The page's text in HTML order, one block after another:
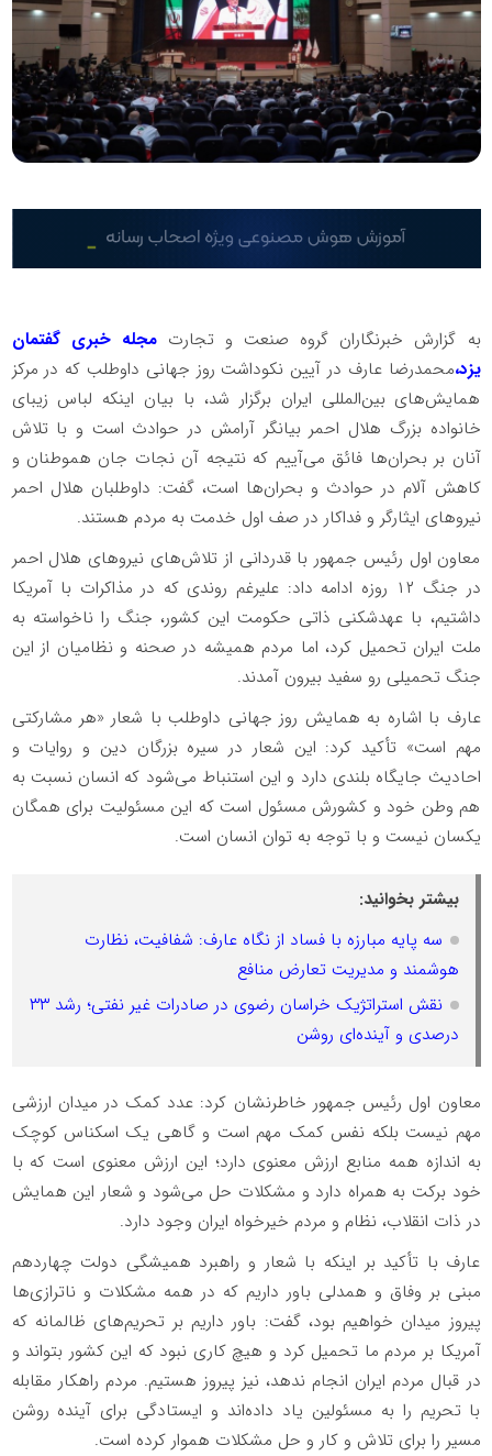
به گزارش خبرنگاران گروه صنعت و تجارتمجله خبری گفتمان
یزد،محمدرضا عارف در آیین نکوداشت روز جهانی داوطلب که در مرکز
همایش‌های بین‌المللی ایران برگزار شد، با بیان اینکه لباس زیبای
خانواده بزرگ هلال احمر بیانگر آرامش در حوادث است و با تلاش
آنان بر بحران‌ها فائق می‌آییم که نتیجه آن نجات جان هموطنان و
کاهش آلام در حوادث و بحران‌ها است، گفت: داوطلبان هلال احمر
نیرو‌های ایثارگر و فداکار در صف اول خدمت به مردم هستند.
معاون اول رئیس جمهور با قدردانی از تلاش‌های نیرو‌های هلال احمر
در جنگ ۱۲ روزه ادامه داد: علیرغم روندی که در مذاکرات با آمریکا
داشتیم، با عهدشکنی ذاتی حکومت این کشور، جنگ را ناخواسته به
ملت ایران تحمیل کرد، اما مردم همیشه در صحنه و نظامیان از این
جنگ تحمیلی رو سفید بیرون آمدند.
عارف با اشاره به همایش روز جهانی داوطلب با شعار «هر مشارکتی
مهم است» تأکید کرد: این شعار در سیره بزرگان دین و روایات و
احادیث جایگاه بلندی دارد و این استنباط می‌شود که انسان نسبت به
هم وطن خود و کشورش مسئول است که این مسئولیت برای همگان
یکسان نیست و با توجه به توان انسان است.
بیشتر بخوانید:
سه پایه مبارزه با فساد از نگاه عارف: شفافیت، نظارت
هوشمند و مدیریت تعارض منافع
نقش استراتژیک خراسان رضوی در صادرات غیر نفتی؛ رشد ۳۳
درصدی و آینده‌ای روشن
معاون اول رئیس جمهور خاطرنشان کرد: عدد کمک در میدان ارزشی
مهم نیست بلکه نفس کمک مهم است و گاهی یک اسکناس کوچک
به اندازه همه منابع ارزش معنوی دارد؛ این ارزش معنوی است که با
خود برکت به همراه دارد و مشکلات حل می‌شود و شعار این همایش
در ذات انقلاب، نظام و مردم خیرخواه ایران وجود دارد.
عارف با تأکید بر اینکه با شعار و راهبرد همیشگی دولت چهاردهم
مبنی بر وفاق و همدلی باور داریم که در همه مشکلات و ناترازی‌ها
پیروز میدان خواهیم بود، گفت: باور داریم بر تحریم‌های ظالمانه که
آمریکا بر مردم ما تحمیل کرد و هیچ کاری نبود که این کشور بتواند و
در قبال مردم ایران انجام ندهد، نیز پیروز هستیم. مردم راهکار مقابله
با تحریم را به مسئولین یاد داده‌اند و ایستادگی برای آینده روشن
مسیر را برای تلاش و کار و حل مشکلات هموار کرده است.